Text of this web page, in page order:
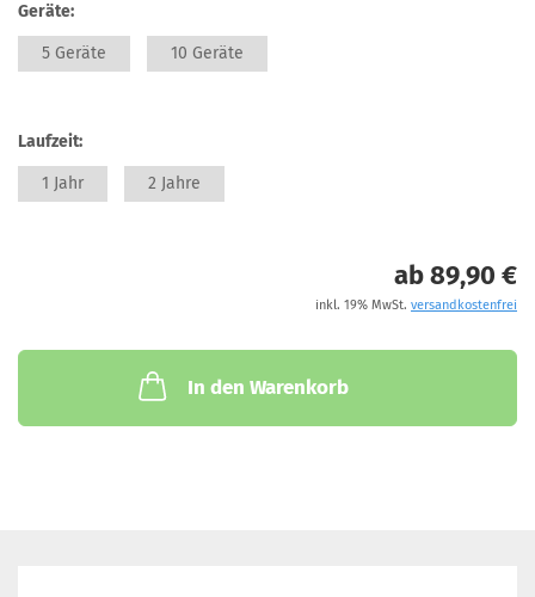
Geräte:
5 Geräte 10 Geräte
Laufzeit:
1 Jahr 2 Jahre
ab 89,90 €
inkl. 19% MwSt. versandkostenfrei
In den Warenkorb